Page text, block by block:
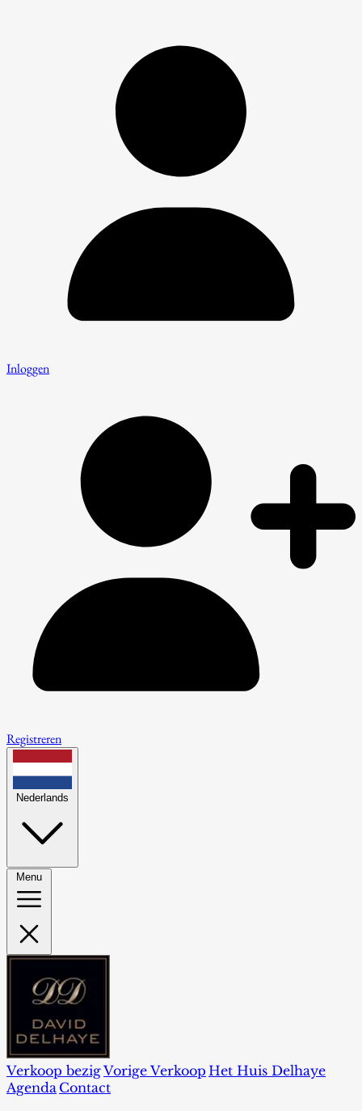
Inloggen
Registreren
Nederlands
Menu
Verkoop bezigVorige Verkoop Het Huis Delhaye
Agenda Contact